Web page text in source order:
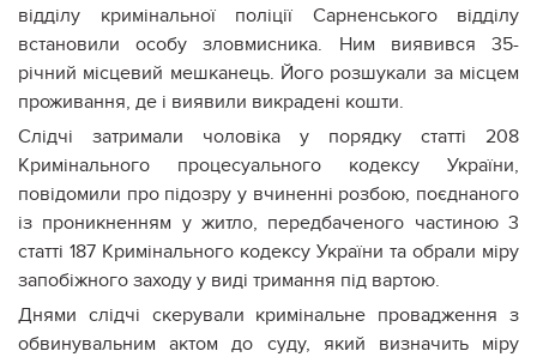
відділу кримінальної поліції Сарненського відділу
встановили особу зловмисника. Ним виявився 35-
річний місцевий мешканець. Його розшукали за місцем
проживання, де і виявили викрадені кошти.
Слідчі затримали чоловіка у порядку статті 208
Кримінального процесуального кодексу України,
повідомили про підозру у вчиненні розбою, поєднаного
із проникненням у житло, передбаченого частиною 3
статті 187 Кримінального кодексу України та обрали міру
запобіжного заходу у виді тримання під вартою.
Днями слідчі скерували кримінальне провадження з
обвинувальним актом до суду, який визначить міру